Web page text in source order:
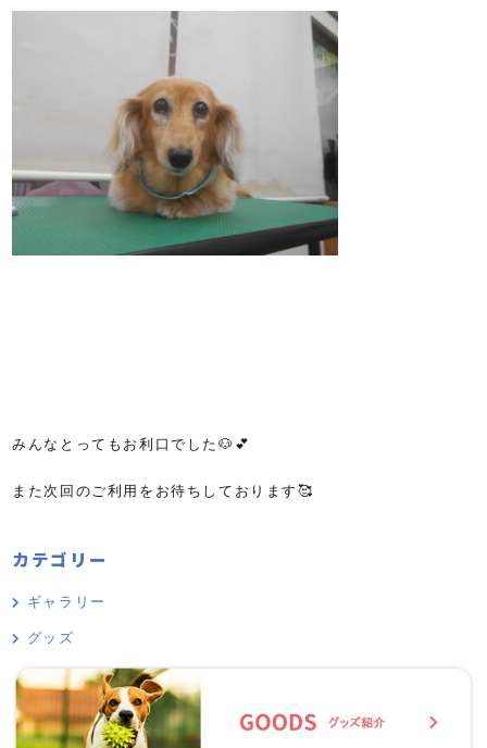
みんなとってもお利口でした🐶💕
また次回のご利用をお待ちしております🥰
カテゴリー
ギャラリー
グッズ